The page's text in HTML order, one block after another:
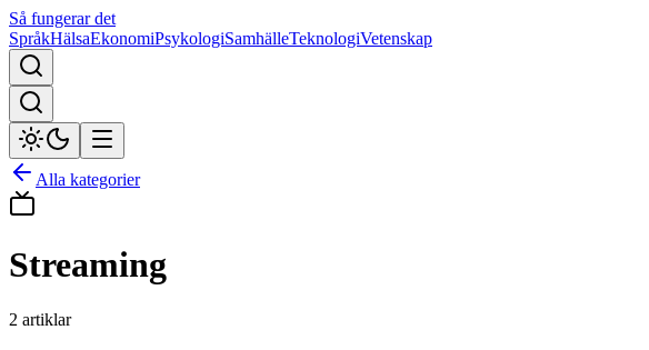
Så fungerar det
SpråkHälsaEkonomiPsykologiSamhälleTeknologiVetenskap
Alla kategorier
Streaming
2 artiklar